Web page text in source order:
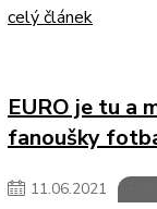
celý článek
EURO je tu a
fanoušky
11.06.2021